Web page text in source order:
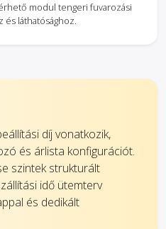
modul tengeri fuvarozási
és láthatósághoz.
díj vonatkozik,
és árlista konfigurációt.
szintek strukturált
idő ütemterv
és dedikált